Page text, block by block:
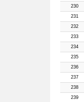
230
231
232
233
234
235
236
237
238
239